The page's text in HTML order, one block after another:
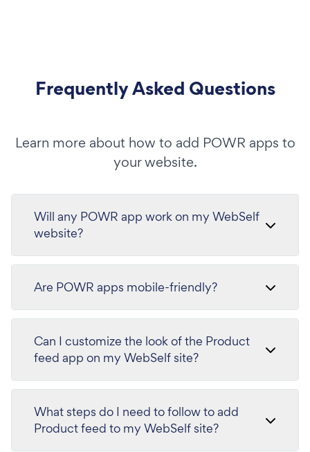
Frequently Asked Questions
Learn more about how to add POWR apps to
your website.
Will any POWR app work on my WebSelf
website?
Are POWR apps mobile-friendly?
Can I customize the look of the Product
feed app on my WebSelf site?
What steps do I need to follow to add
Product feed to my WebSelf site?